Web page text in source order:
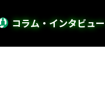
コラム・インタビュー